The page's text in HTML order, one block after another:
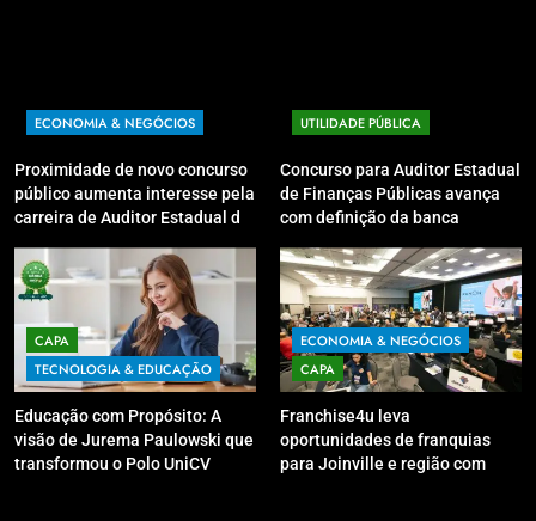
ECONOMIA & NEGÓCIOS
Proximidade de novo concurso
público aumenta interesse pela
carreira de Auditor Estadual de
Youtube irá sanar dúvidas
UTILIDADE PÚBLICA
Concurso para Auditor Estadual
de Finanças Públicas avança
com definição da banca
CAPA
TECNOLOGIA & EDUCAÇÃO
Educação com Propósito: A
visão de Jurema Paulowski que
transformou o Polo UniCV
ECONOMIA & NEGÓCIOS
CAPA
Franchise4u leva
oportunidades de franquias
para Joinville e região com